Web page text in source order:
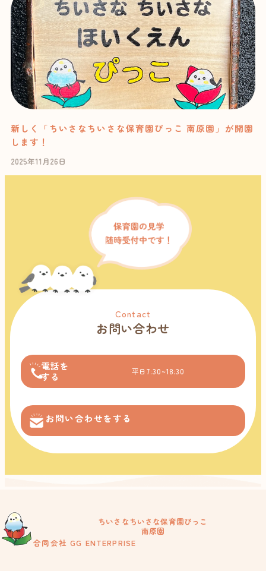
新しく「ちいさなちいさな保育園ぴっこ 南原園」が開園
します！
2025年11月26日
Contact
お問い合わせ
電話を
する
平日7:30~18:30
お問い合わせをする
ちいさなちいさな保育園ぴっこ
南原園
合同会社 GG ENTERPRISE